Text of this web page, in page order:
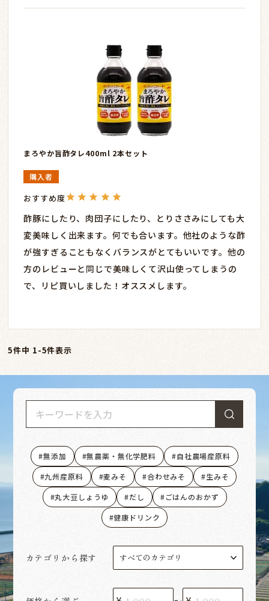
まろやか旨酢タレ400ml 2本セット
購入者
酢豚にしたり、肉団子にしたり、とりささみにしても大
変美味しく出来ます。何でも合います。他社のような酢
が強すぎることもなくバランスがとてもいいです。他の
方のレビューと同じで美味しくて沢山使ってしまうの
で、リピ買いしました！オススメします。
5件中 1-5件表示
無添加 無農薬・無化学肥料
自社農場産原料
九州産原料
麦みそ 合わせみそ
生みそ
丸大豆しょうゆ
だし
ごはんのおかず
健康ドリンク
カテゴリから探す